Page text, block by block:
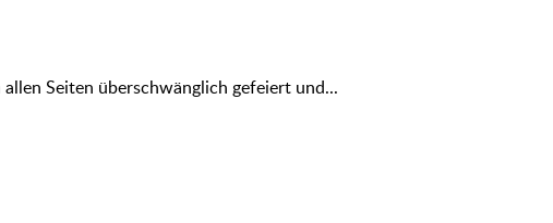
Seiten überschwänglich gefeiert und...